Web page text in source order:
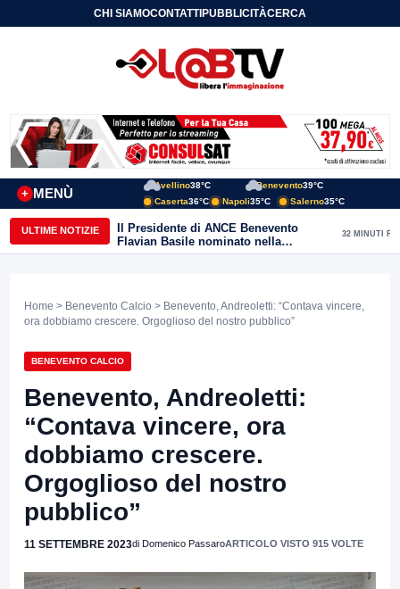
CHI SIAMOCONTATTIPUBBLICITÀCERCA
MENÙ
+
Avellino38°C Benevento39°C
Caserta36°C Napoli35°C Salerno35°C
ULTIME NOTIZIE
Il Presidente di ANCE Benevento
Flavian Basile nominato nella
Commissione Tecnica
32 MINUTI FA
Home > Benevento Calcio > Benevento, Andreoletti: “Contava vincere,
ora dobbiamo crescere. Orgoglioso del nostro pubblico”
BENEVENTO CALCIO
Benevento, Andreoletti:
“Contava vincere, ora
dobbiamo crescere.
Orgoglioso del nostro
pubblico”
11 SETTEMBRE 2023di Domenico PassaroARTICOLO VISTO 915 VOLTE